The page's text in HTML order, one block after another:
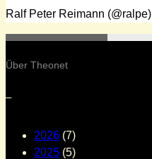
Ralf Peter Reimann (@ralpe)
Über Theonet
–
2026 (7)
2025 (5)